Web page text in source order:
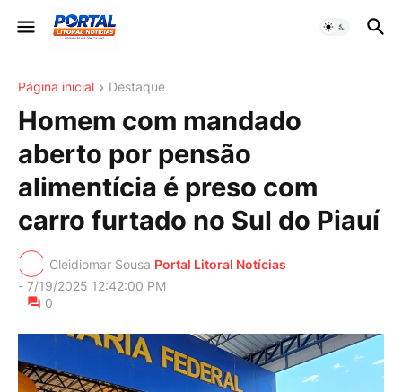
Página inicial Destaque
Homem com mandado
aberto por pensão
alimentícia é preso com
carro furtado no Sul do Piauí
Cleidiomar Sousa Portal Litoral Notícias
- 7/19/2025 12:42:00 PM
0